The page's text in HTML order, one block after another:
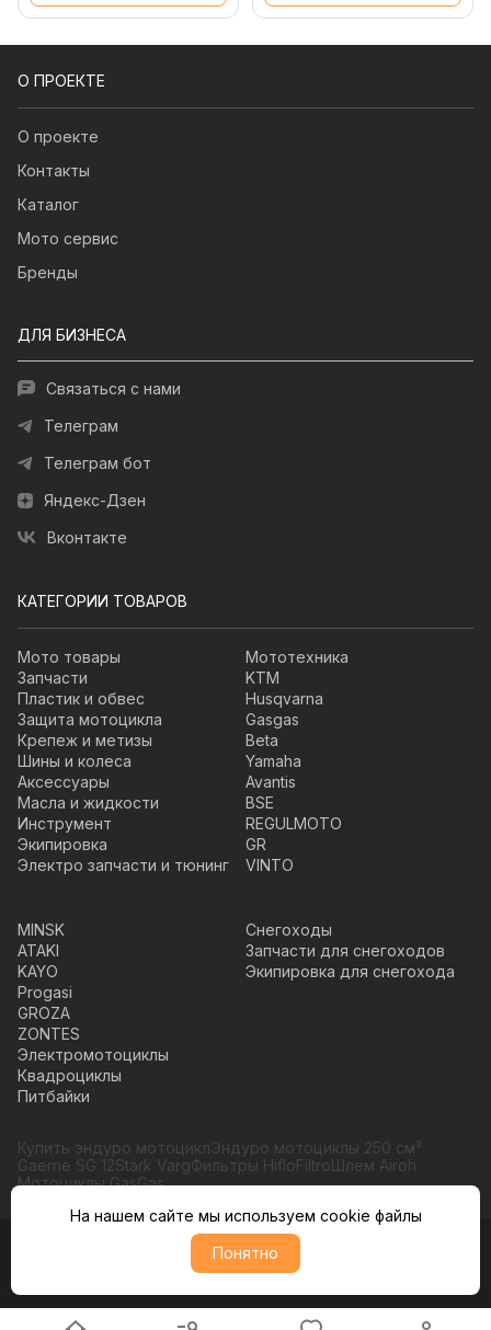
О ПРОЕКТЕ
О проекте
Контакты
Каталог
Мото сервис
Бренды
ДЛЯ БИЗНЕСА
Связаться с нами
Телеграм
Телеграм бот
Яндекс-Дзен
Вконтакте
КАТЕГОРИИ ТОВАРОВ
Мото товары
Запчасти
Пластик и обвес
Защита мотоцикла
Крепеж и метизы
Шины и колеса
Аксессуары
Масла и жидкости
Инструмент
Экипировка
Электро запчасти и тюнинг
Мототехника
KTM
Husqvarna
Gasgas
Beta
Yamaha
Avantis
BSE
REGULMOTO
GR
VINTO
MINSK
ATAKI
KAYO
Progasi
GROZA
ZONTES
Электромотоциклы
Квадроциклы
Питбайки
Снегоходы
Запчасти для снегоходов
Экипировка для снегохода
Купить эндуро мотоциклЭндуро мотоциклы 250 см³
Gaerne SG 12Stark VargФильтры HifloFiltroШлем Airoh
Мотоциклы GasGas
© Moto365, Все права защищены
Политика обратботки персональных данных
На нашем сайте мы используем cookie файлы
Понятно